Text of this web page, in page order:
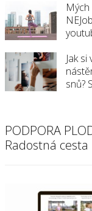
Mých
Jak
snů?
PODPORA
Radostná